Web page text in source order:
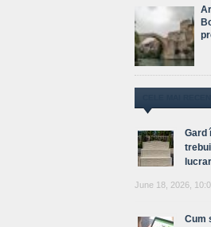
Gard
June 18, 2026,
Cum